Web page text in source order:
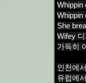
Whippin
Whippin
She
Wifey
가득히
인천에
유럽에